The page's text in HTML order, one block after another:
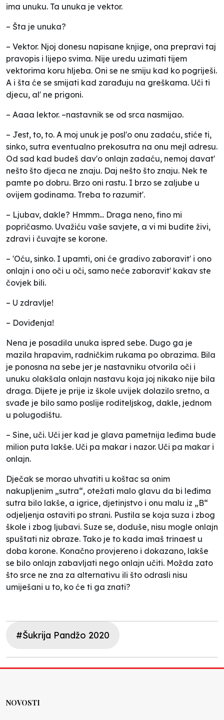
ima unuku. Ta unuka je vektor.
– Šta je unuka?
– Vektor. Njoj donesu napisane knjige, ona prepravi taj
pravopis i lijepo svima. Nije uredu uzimati tijem
vektorima koru hljeba. Oni se ne smiju kad ko pogriješi.
A i šta će se smijati kad zarađuju na greškama. Uči ti
djecu, al' ne prigoni.
– Aaaa lektor. –nastavnik se od srca nasmijao.
– Jest, to, to. A moj unuk je posl'o onu zadaću, stiće ti,
sinko, sutra eventualno prekosutra na onu mejl adresu.
Od sad kad budeš dav'o onlajn zadaću, nemoj davat'
nešto što djeca ne znaju. Daj nešto što znaju. Nek te
pamte po dobru. Brzo oni rastu. I brzo se zaljube u
ovijem godinama. Treba to razumit'.
– Ljubav, dakle? Hmmm... Draga neno, fino mi
popričasmo. Uvažiću vaše savjete, a vi mi budite živi,
zdravi i čuvajte se korone.
– 'Oću, sinko. I upamti, oni će gradivo zaboravit' i ono
onlajn i ono oči u oči, samo neće zaboravit' kakav ste
čovjek bili.
– U zdravlje!
– Doviđenja!
Nena je posadila unuka ispred sebe. Dugo ga je
mazila hrapavim, radničkim rukama po obrazima. Bila
je ponosna na sebe jer je nastavniku otvorila oči i
unuku olakšala onlajn nastavu koja joj nikako nije bila
draga. Dijete je prije iz škole uvijek dolazilo sretno, a
svađe je bilo samo poslije roditeljskog, dakle, jednom
u polugodištu.
– Sine, uči. Uči jer kad je glava pametnija leđima bude
milion puta lakše. Uči pa makar i nazor. Uči pa makar i
onlajn.
Dječak se morao uhvatiti u koštac sa onim
nakupljenim „sutra“, otežati malo glavu da bi leđima
sutra bilo lakše, a igrice, djetinjstvo i onu malu iz „B“
odjeljenja ostaviti po strani. Pustila se koja suza i zbog
škole i zbog ljubavi. Suze se, doduše, nisu mogle onlajn
spuštati niz obraze. Tako je to kada imaš trinaest u
doba korone. Konačno provjereno i dokazano, lakše
se bilo onlajn zabavljati nego onlajn učiti. Možda zato
što srce ne zna za alternativu ili što odrasli nisu
umiješani u to, ko će ti ga znati?
#Šukrija Pandžo 2020
NOVOSTI